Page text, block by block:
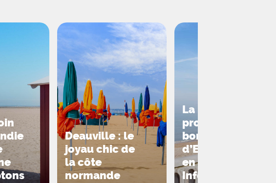
de VTT pour effectuer de belles balades aux
profiter des deux aires de jeux dédiées aux pirates,
Deauville : le
joyau chic de
la côte
normande
La plus longue
promenade en
bord de mer
d’Europe est
en Normandie.
Info ou Intox ?